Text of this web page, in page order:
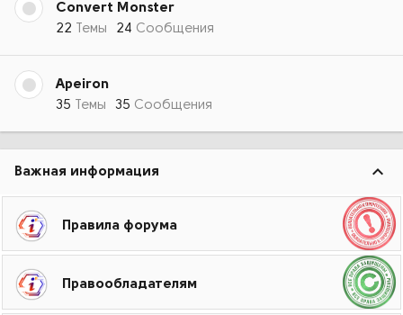
Convert Monster
22 Темы 24 Сообщения
Apeiron
35 Темы 35 Сообщения
Важная информация
Правила форума
Правообладателям